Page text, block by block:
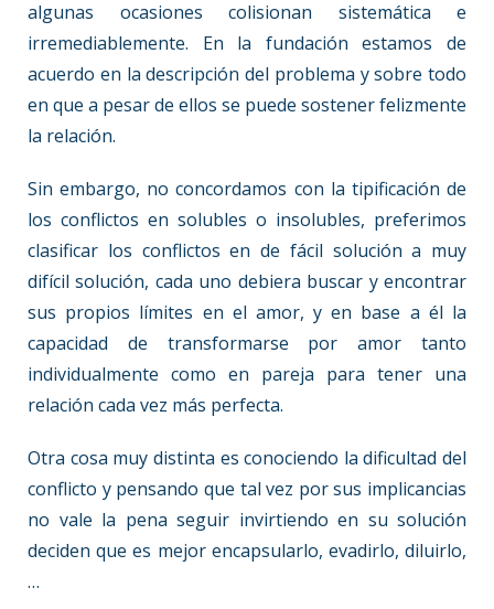
algunas ocasiones colisionan sistemática e
irremediablemente. En la fundación estamos de
acuerdo en la descripción del problema y sobre todo
en que a pesar de ellos se puede sostener felizmente
la relación.
Sin embargo, no concordamos con la tipificación de
los conflictos en solubles o insolubles, preferimos
clasificar los conflictos en de fácil solución a muy
difícil solución, cada uno debiera buscar y encontrar
sus propios límites en el amor, y en base a él la
capacidad de transformarse por amor tanto
individualmente como en pareja para tener una
relación cada vez más perfecta.
Otra cosa muy distinta es conociendo la dificultad del
conflicto y pensando que tal vez por sus implicancias
no vale la pena seguir invirtiendo en su solución
deciden que es mejor encapsularlo, evadirlo, diluirlo,
…